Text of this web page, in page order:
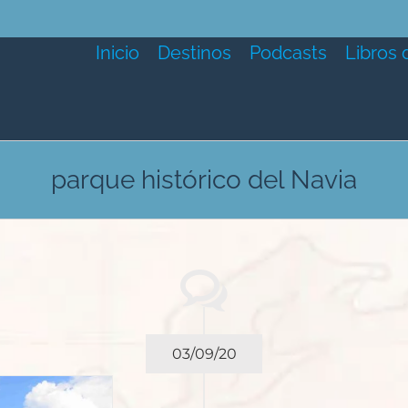
Inicio Destinos Podcasts Libros
parque histórico del Navia
03/09/20